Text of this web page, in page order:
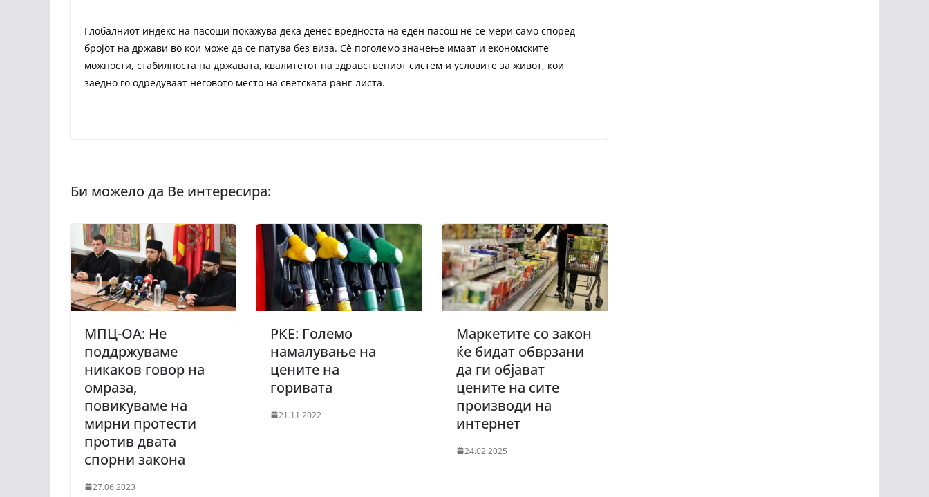
Глобалниот индекс на пасоши покажува дека денес вредноста на еден пасош не се мери само според
бројот на држави во кои може да се патува без виза. Сè поголемо значење имаат и економските
можности, стабилноста на државата, квалитетот на здравствениот систем и условите за живот, кои
заедно го одредуваат неговото место на светската ранг-листа.
МПЦ-OA: Не
поддржуваме
никаков говор на
омраза,
повикуваме на
мирни протести
против двата
спорни закона
27.06.2023
РКЕ: Големо
намалување на
цените на
горивата
21.11.2022
Маркетите со закон
ќе бидат обврзани
да ги објават
цените на сите
производи на
интернет
24.02.2025